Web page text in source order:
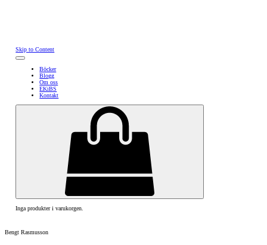
Skip to Content
Böcker
Blogg
Om oss
EKiBS
Kontakt
Inga produkter i varukorgen.
Bengt Rasmusson